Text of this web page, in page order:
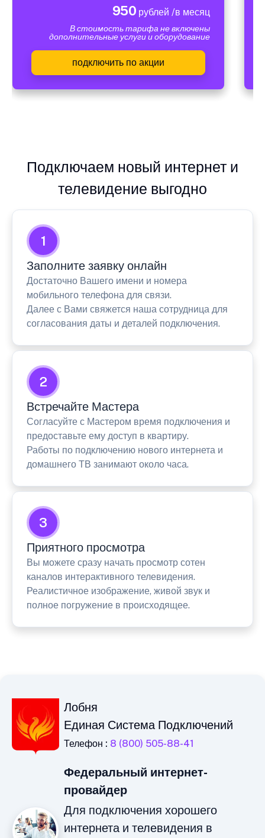
950 рублей /в месяц
В стоимость тарифа не включены
дополнительные услуги и оборудование
подключить по акции
Подключаем новый интернет и
телевидение выгодно
1
Заполните заявку онлайн
Достаточно Вашего имени и номера
мобильного телефона для связи.
Далее с Вами свяжется наша сотрудница для
согласования даты и деталей подключения.
2
Встречайте Мастера
Согласуйте с Мастером время подключения и
предоставьте ему доступ в квартиру.
Работы по подключению нового интернета и
домашнего ТВ занимают около часа.
3
Приятного просмотра
Вы можете сразу начать просмотр сотен
каналов интерактивного телевидения.
Реалистичное изображение, живой звук и
полное погружение в происходящее.
Лобня
Единая Система Подключений
Телефон : 8 (800) 505-88-41
Федеральный интернет-
провайдер
Для подключения хорошего
интернета и телевидения в